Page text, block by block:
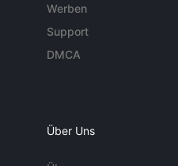
Werben
Support
DMCA
Über Uns